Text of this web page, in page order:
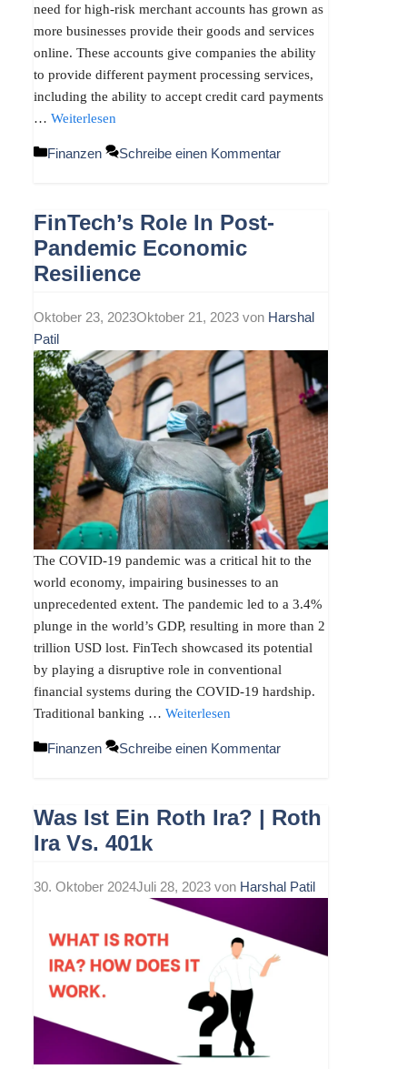
need for high-risk merchant accounts has grown as
more businesses provide their goods and services
online. These accounts give companies the ability
to provide different payment processing services,
including the ability to accept credit card payments
… Weiterlesen
Kategorien
Finanzen Schreibe einen Kommentar
FinTech’s Role In Post-
Pandemic Economic
Resilience
Oktober 23, 2023Oktober 21, 2023 von Harshal
Patil
The COVID-19 pandemic was a critical hit to the
world economy, impairing businesses to an
unprecedented extent. The pandemic led to a 3.4%
plunge in the world’s GDP, resulting in more than 2
trillion USD lost. FinTech showcased its potential
by playing a disruptive role in conventional
financial systems during the COVID-19 hardship.
Traditional banking … Weiterlesen
Kategorien
Finanzen Schreibe einen Kommentar
Was Ist Ein Roth Ira? | Roth
Ira Vs. 401k
30. Oktober 2024Juli 28, 2023 von Harshal Patil